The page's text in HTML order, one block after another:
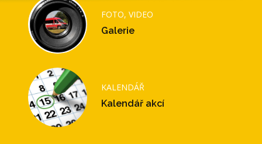
FOTO, VIDEO
Galerie
KALENDÁŘ
Kalendář akcí